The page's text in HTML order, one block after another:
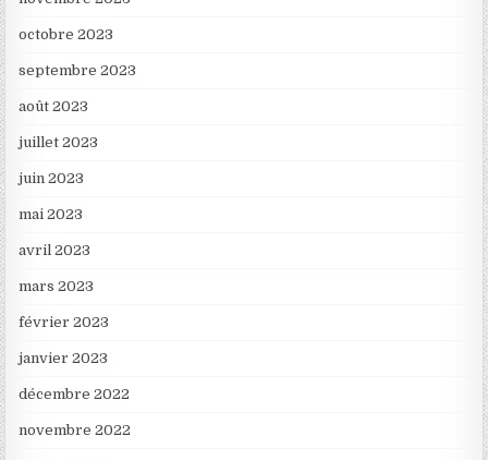
octobre 2023
septembre 2023
août 2023
juillet 2023
juin 2023
mai 2023
avril 2023
mars 2023
février 2023
janvier 2023
décembre 2022
novembre 2022